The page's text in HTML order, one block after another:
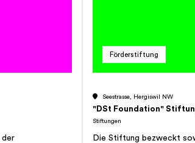
der
Förderstiftung
Seestrasse, Hergiswil NW
"DSt Foundation"
Stiftungen
Die Stiftung bezweckt